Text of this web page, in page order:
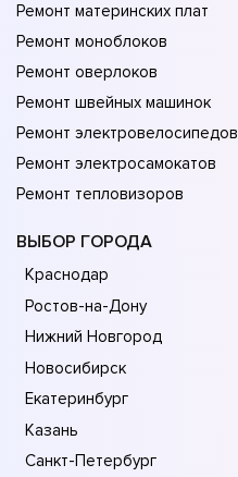
Ремонт материнских плат
Ремонт моноблоков
Ремонт оверлоков
Ремонт швейных машинок
Ремонт электровелосипедов
Ремонт электросамокатов
Ремонт тепловизоров
ВЫБОР ГОРОДА
Краснодар
Ростов-на-Дону
Нижний Новгород
Новосибирск
Екатеринбург
Казань
Санкт-Петербург